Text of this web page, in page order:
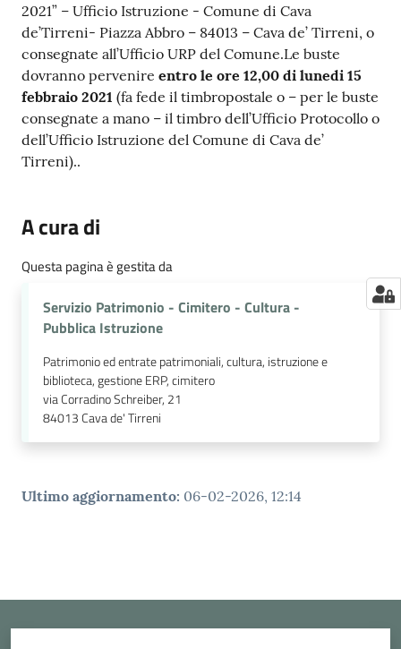
2021” – Ufficio Istruzione - Comune di Cava
de’Tirreni- Piazza Abbro – 84013 – Cava de’ Tirreni, o
consegnate all’Ufficio URP del Comune.Le buste
dovranno pervenire entro le ore 12,00 di lunedi 15
febbraio 2021 (fa fede il timbropostale o – per le buste
consegnate a mano – il timbro dell’Ufficio Protocollo o
dell’Ufficio Istruzione del Comune di Cava de’
Tirreni)..
A cura di
Questa pagina è gestita da
Servizio Patrimonio - Cimitero - Cultura -
Pubblica Istruzione
Patrimonio ed entrate patrimoniali, cultura, istruzione e
biblioteca, gestione ERP, cimitero
via Corradino Schreiber, 21
84013Cava de' Tirreni
Ultimo aggiornamento: 06-02-2026, 12:14